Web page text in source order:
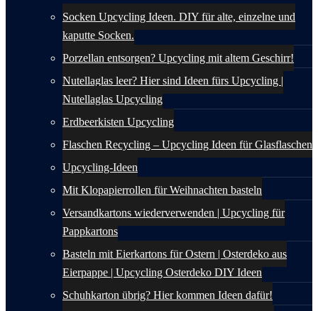
Socken Upcycling Ideen. DIY für alte, einzelne und
kaputte Socken.
Porzellan entsorgen? Upcycling mit altem Geschirr!
Nutellaglas leer? Hier sind Ideen fürs Upcycling |
Nutellaglas Upcycling
Erdbeerkisten Upcycling
Flaschen Recycling – Upcycling Ideen für Glasflaschen
Upcycling-Ideen
Mit Klopapierrollen für Weihnachten basteln
Versandkartons wiederverwenden | Upcycling für
Pappkartons
Basteln mit Eierkartons für Ostern | Osterdeko aus
Eierpappe | Upcycling Osterdeko DIY Ideen
Schuhkarton übrig? Hier kommen Ideen dafür!